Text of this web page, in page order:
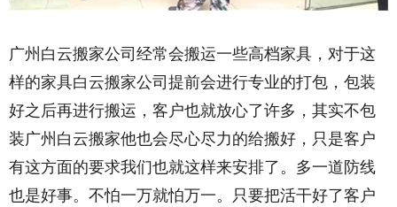
广州白云搬家公司经常会搬运一些高档家具，对于这
样的家具白云搬家公司提前会进行专业的打包，包装
好之后再进行搬运，客户也就放心了许多，其实不包
装广州白云搬家他也会尽心尽力的给搬好，只是客户
有这方面的要求我们也就这样来安排了。多一道防线
也是好事。不怕一万就怕万一。只要把活干好了客户